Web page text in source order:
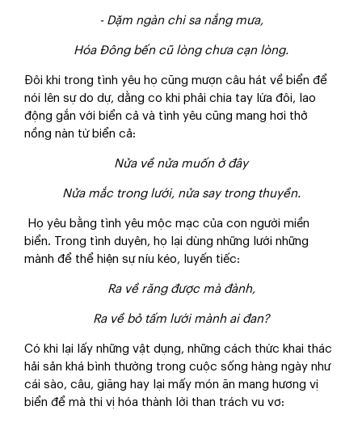
- Dặm ngàn chi sa nắng mưa,
Hóa Đông bến cũ lòng chưa cạn lòng.
Đôi khi trong tình yêu họ cũng mượn câu hát về biển để
nói lên sự do dự, dằng co khi phải chia tay lứa đôi, lao
động gắn với biển cả và tình yêu cũng mang hơi thở
nồng nàn từ biển cả:
Nửa về nửa muốn ở đây
Nửa mắc trong lưới, nửa say trong thuyền.
Họ yêu bằng tình yêu mộc mạc của con người miền
biển. Trong tình duyên, họ lại dùng những lưới những
mành để thể hiện sự níu kéo, luyến tiếc:
Ra về răng được mà đành,
Ra về bỏ tấm lưới mành ai đan?
Có khi lại lấy những vật dụng, những cách thức khai thác
hải sản khá bình thường trong cuộc sống hàng ngày như
cái sào, câu, giăng hay lại mấy món ăn mang hương vị
biển để mà thi vị hóa thành lời than trách vu vơ: